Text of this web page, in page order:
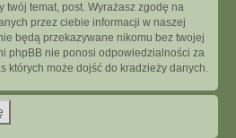
twój temat, post. Wyrażasz zgodę na
przez ciebie informacji w naszej
będą przekazywane nikomu bez twojej
phpBB nie ponosi odpowiedzialności za
których może dojść do kradzieży danych.